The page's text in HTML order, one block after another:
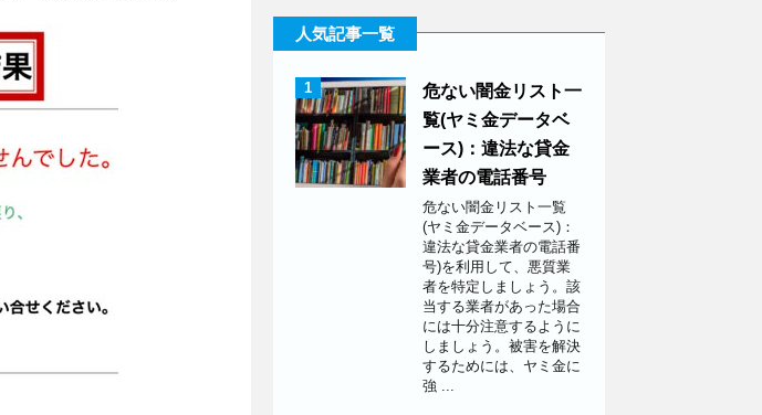
人気記事一覧
1
危ない闇金リスト一
覧(ヤミ金データベ
ース)：違法な貸金
業者の電話番号
危ない闇金リスト一覧
(ヤミ金データベース)：
違法な貸金業者の電話番
号)を利用して、悪質業
者を特定しましょう。該
当する業者があった場合
には十分注意するように
しましょう。被害を解決
するためには、ヤミ金に
強 ...